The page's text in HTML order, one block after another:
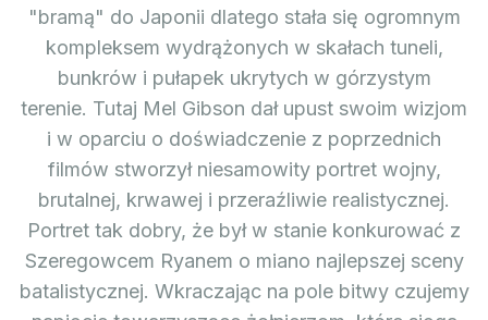
"bramą" do Japonii dlatego stała się ogromnym
kompleksem wydrążonych w skałach tuneli,
bunkrów i pułapek ukrytych w górzystym
terenie. Tutaj Mel Gibson dał upust swoim wizjom
i w oparciu o doświadczenie z poprzednich
filmów stworzył niesamowity portret wojny,
brutalnej, krwawej i przeraźliwie realistycznej.
Portret tak dobry, że był w stanie konkurować z
Szeregowcem Ryanem o miano najlepszej sceny
batalistycznej. Wkraczając na pole bitwy czujemy